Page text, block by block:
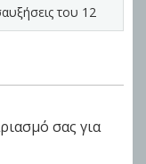
του 12
σας για